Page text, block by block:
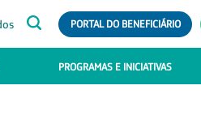
PORTAL DO BENEFICIÁRIO
PROGRAMAS E INICIATIVAS